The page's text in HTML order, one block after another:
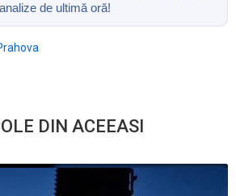
analize de ultimă oră!
DIN ACEEASI